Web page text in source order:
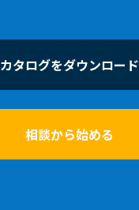
カタログをダウンロード
相談から始める